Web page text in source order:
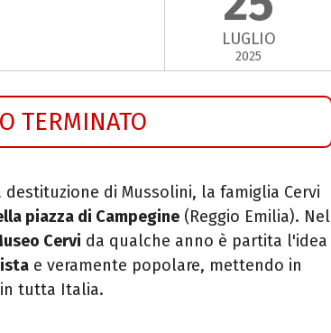
LUGLIO
2025
TERMINATO
di Mussolini, la famiglia Cervi
piazza di Campegine (Reggio Emilia). Nel
Cervi da qualche anno è partita l'idea
e veramente popolare, mettendo in
tutta Italia.